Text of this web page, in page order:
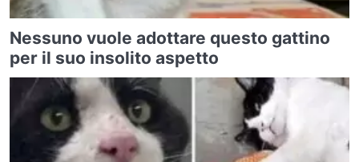
Nessuno vuole adottare questo gattino
per il suo insolito aspetto